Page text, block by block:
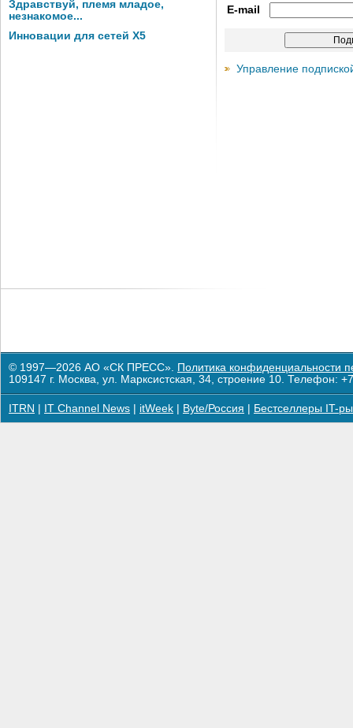
Здравствуй, племя младое,
незнакомое...
Инновации для сетей X5
E-mail
Управление
© 1997—2026 АО «СК ПРЕСС». Политика конфиденциальности
109147 г. Москва, ул. Марксистская, 34, строение 10. Телефон:
ITRN IT Channel News itWeek Byte/Россия Бестселлеры IT-